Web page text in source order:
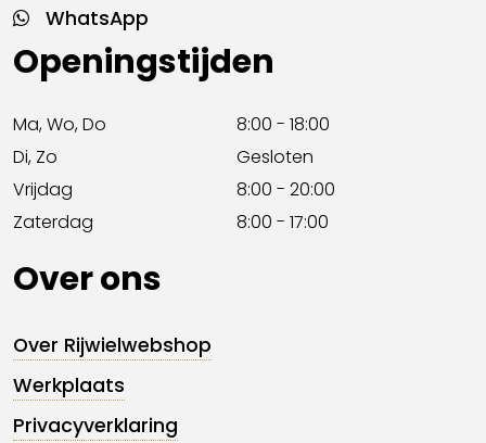
WhatsApp
Openingstijden
Ma, Wo, Do
8:00 - 18:00
Di, Zo
Gesloten
Vrijdag
8:00 - 20:00
Zaterdag
8:00 - 17:00
Over ons
Over Rijwielwebshop
Werkplaats
Privacyverklaring